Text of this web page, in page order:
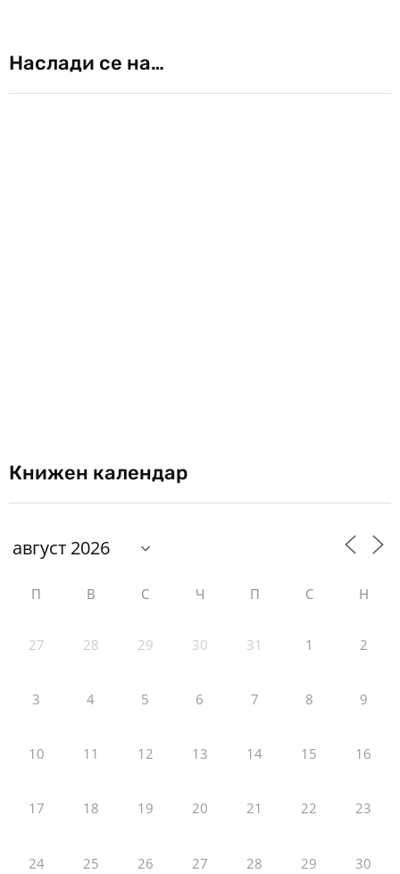
Наслади се на…
Книжен календар
П В С Ч П С Н
27 28 29 30 31 1 2
3 4 5 6 7 8 9
10 11 12 13 14 15 16
17 18 19 20 21 22 23
24 25 26 27 28 29 30